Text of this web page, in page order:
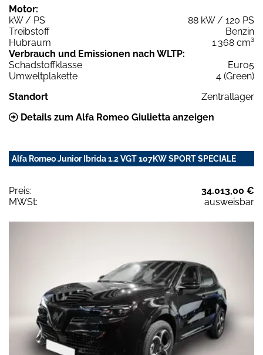
Motor:
kW / PS
88 kW / 120 PS
Treibstoff
Benzin
Hubraum
1.368 cm³
Verbrauch und Emissionen nach WLTP:
Schadstoffklasse
Euro5
Umweltplakette
4 (Green)
Standort
Zentrallager
Details zum Alfa Romeo Giulietta anzeigen
Alfa Romeo Junior Ibrida 1.2 VGT 107KW SPORT SPECIALE
Preis:
34.013,00 €
MWSt:
ausweisbar